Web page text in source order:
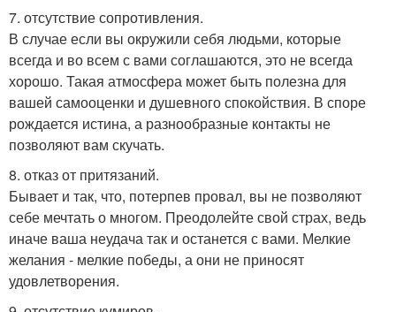
7. отсутствие сопротивления.
В случае если вы окружили себя людьми, которые
всегда и во всем с вами соглашаются, это не всегда
хорошо. Такая атмосфера может быть полезна для
вашей самооценки и душевного спокойствия. В споре
рождается истина, а разнообразные контакты не
позволяют вам скучать.
8. отказ от притязаний.
Бывает и так, что, потерпев провал, вы не позволяют
себе мечтать о многом. Преодолейте свой страх, ведь
иначе ваша неудача так и останется с вами. Мелкие
желания - мелкие победы, а они не приносят
удовлетворения.